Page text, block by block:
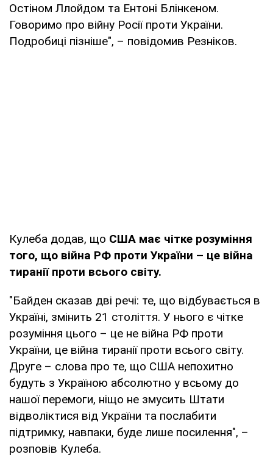
Остіном Ллойдом та Ентоні Блінкеном.
Говоримо про війну Росії проти України.
Подробиці пізніше", – повідомив Резніков.
Кулеба додав, що США має чітке розуміння
того, що війна РФ проти України – це війна
тиранії проти всього світу.
"Байден сказав дві речі: те, що відбувається в
Україні, змінить 21 століття. У нього є чітке
розуміння цього – це не війна РФ проти
України, це війна тиранії проти всього світу.
Друге – слова про те, що США непохитно
будуть з Україною абсолютно у всьому до
нашої перемоги, ніщо не змусить Штати
відволіктися від України та послабити
підтримку, навпаки, буде лише посилення", –
розповів Кулеба.